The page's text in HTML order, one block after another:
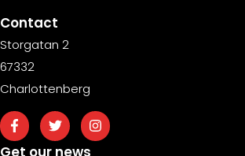
Contact
Storgatan 2
67332
Charlottenberg
Get our news